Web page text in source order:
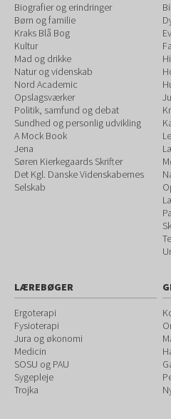
Biografier og erindringer
Børn og familie
Kraks Blå Bog
Kultur
Mad og drikke
Natur og videnskab
Nord Academic
Opslagsværker
Politik, samfund og debat
Sundhed og personlig udvikling
A Mock Book
Jena
Søren Kierkegaards Skrifter
Det Kgl. Danske Videnskabernes
Selskab
LÆREBØGER
Ergoterapi
Fysioterapi
Jura og økonomi
Medicin
SOSU og PAU
Sygepleje
Trojka